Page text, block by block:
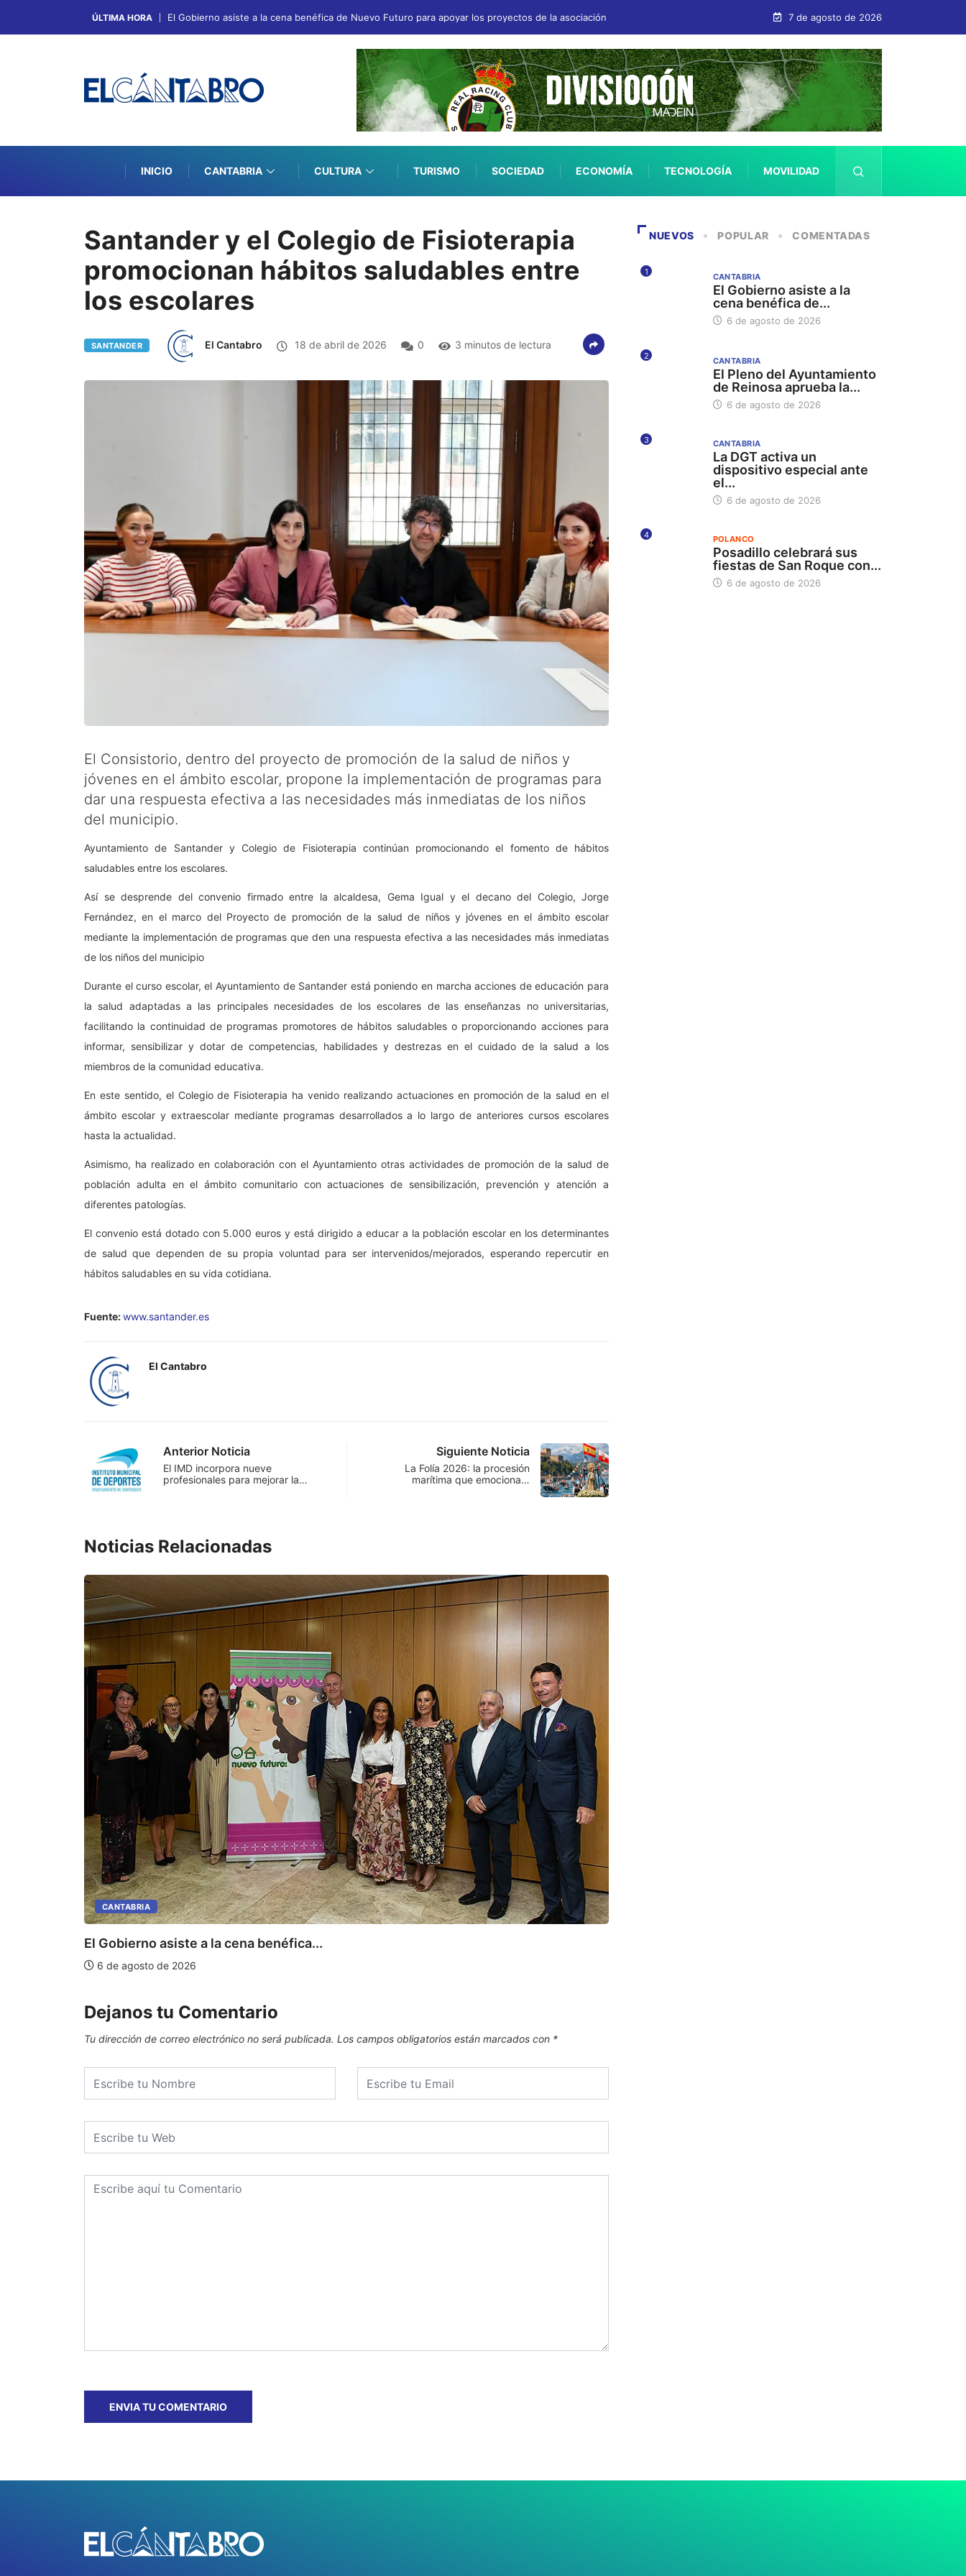
ÚLTIMA HORA El Gobierno asiste a la cena benéfica de Nuevo Futuro para apoyar los proyectos de la asociación 7 de agosto de 2026
INICIO CANTABRIA CULTURA TURISMO SOCIEDAD ECONOMÍA TECNOLOGÍA MOVILIDAD
Santander y el Colegio de Fisioterapia
promocionan hábitos saludables entre
los escolares
SANTANDER El Cantabro 18 de abril de 2026 0 3 minutos de lectura
El Consistorio, dentro del proyecto de promoción de la salud de niños y
jóvenes en el ámbito escolar, propone la implementación de programas para
dar una respuesta efectiva a las necesidades más inmediatas de los niños
del municipio.
Ayuntamiento de Santander y Colegio de Fisioterapia continúan promocionando el fomento de hábitos
saludables entre los escolares.
Así se desprende del convenio firmado entre la alcaldesa, Gema Igual y el decano del Colegio, Jorge
Fernández, en el marco del Proyecto de promoción de la salud de niños y jóvenes en el ámbito escolar
mediante la implementación de programas que den una respuesta efectiva a las necesidades más inmediatas
de los niños del municipio
Durante el curso escolar, el Ayuntamiento de Santander está poniendo en marcha acciones de educación para
la salud adaptadas a las principales necesidades de los escolares de las enseñanzas no universitarias,
facilitando la continuidad de programas promotores de hábitos saludables o proporcionando acciones para
informar, sensibilizar y dotar de competencias, habilidades y destrezas en el cuidado de la salud a los
miembros de la comunidad educativa.
En este sentido, el Colegio de Fisioterapia ha venido realizando actuaciones en promoción de la salud en el
ámbito escolar y extraescolar mediante programas desarrollados a lo largo de anteriores cursos escolares
hasta la actualidad.
Asimismo, ha realizado en colaboración con el Ayuntamiento otras actividades de promoción de la salud de
población adulta en el ámbito comunitario con actuaciones de sensibilización, prevención y atención a
diferentes patologías.
El convenio está dotado con 5.000 euros y está dirigido a educar a la población escolar en los determinantes
de salud que dependen de su propia voluntad para ser intervenidos/mejorados, esperando repercutir en
hábitos saludables en su vida cotidiana.
Fuente:www.santander.es
El Cantabro
Anterior Noticia
El IMD incorpora nueve
profesionales para mejorar la…
Siguiente Noticia
La Folía 2026: la procesión
marítima que emociona…
Noticias Relacionadas
CANTABRIA
El Gobierno asiste a la cena benéfica...
6 de agosto de 2026
Dejanos tu Comentario
Tu dirección de correo electrónico no será publicada. Los campos obligatorios están marcados con *
NUEVOS POPULAR COMENTADAS
1 CANTABRIA
El Gobierno asiste a la
cena benéfica de...
6 de agosto de 2026
2 CANTABRIA
El Pleno del Ayuntamiento
de Reinosa aprueba la...
6 de agosto de 2026
3 CANTABRIA
La DGT activa un
dispositivo especial ante
el...
6 de agosto de 2026
4 POLANCO
Posadillo celebrará sus
fiestas de San Roque con...
6 de agosto de 2026